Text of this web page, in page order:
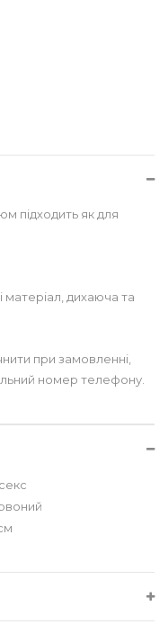
підходить як для
матеріал, дихаюча та
при замовленні,
номер телефону.